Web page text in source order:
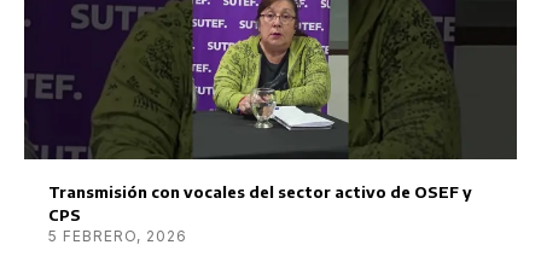
Transmisión con vocales del sector activo de OSEF y
CPS
5 FEBRERO, 2026